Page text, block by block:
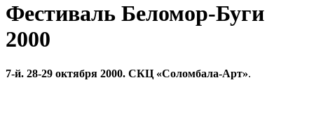
Фестиваль Беломор-Буги
2000
7-й. 28-29 октября 2000. СКЦ «Соломбала-Арт».